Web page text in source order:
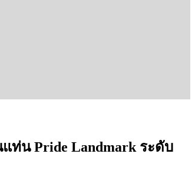
ท่น Pride Landmark ระดับ